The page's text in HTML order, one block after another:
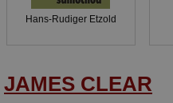
Hans-Rudiger Etzold
JAMES CLEAR